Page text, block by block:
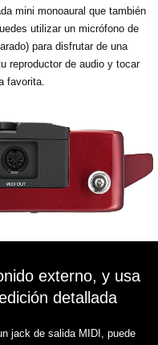
mini monoaural que también
utilizar un micrófono de
para disfrutar de una
reproductor de audio y tocar
favorita.
externo, y usa
detallada
jack de salida MIDI, puede